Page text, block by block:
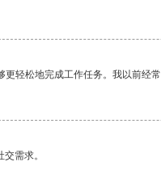
轻松地完成工作任务。我以前经
需求。